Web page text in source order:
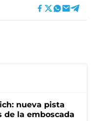
nueva pista
de la emboscada